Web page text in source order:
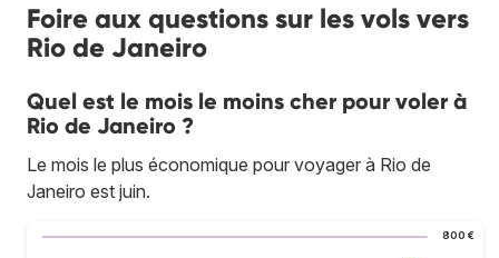
Foire aux questions sur les vols vers
Rio de Janeiro
Quel est le mois le moins cher pour voler à
Rio de Janeiro ?
Le mois le plus économique pour voyager à Rio de
Janeiro est juin.
800 €